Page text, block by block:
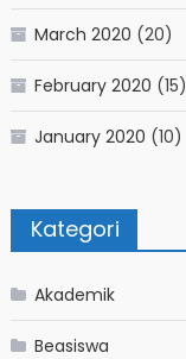
March 2020 (20)
February 2020 (15)
January 2020 (10)
Kategori
Akademik
Beasiswa